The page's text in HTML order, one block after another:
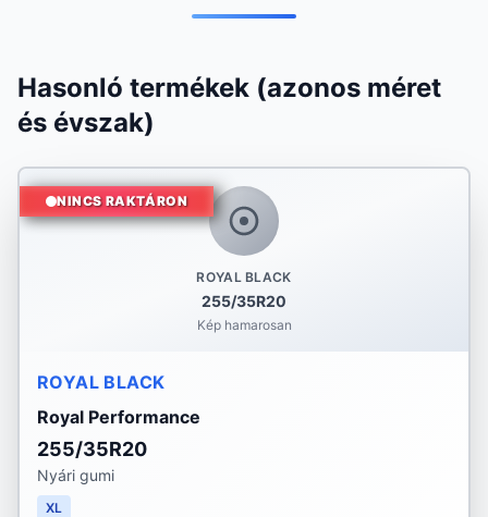
Hasonló termékek (azonos méret
és évszak)
ROYAL BLACK
255/35R20
Kép hamarosan
NINCS RAKTÁRON
ROYAL BLACK
Royal Performance
255/35R20
Nyári gumi
XL